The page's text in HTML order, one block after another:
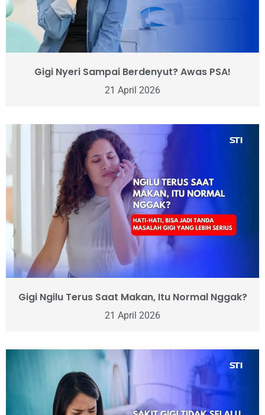
Gigi Nyeri Sampai Berdenyut? Awas PSA!
21 April 2026
Gigi Ngilu Terus Saat Makan, Itu Normal Nggak?
21 April 2026